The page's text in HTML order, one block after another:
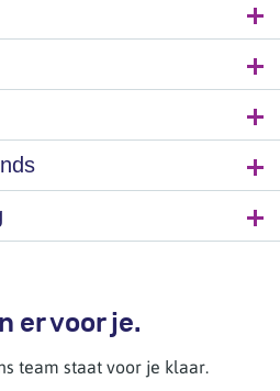
er voor je.
team staat voor je klaar.